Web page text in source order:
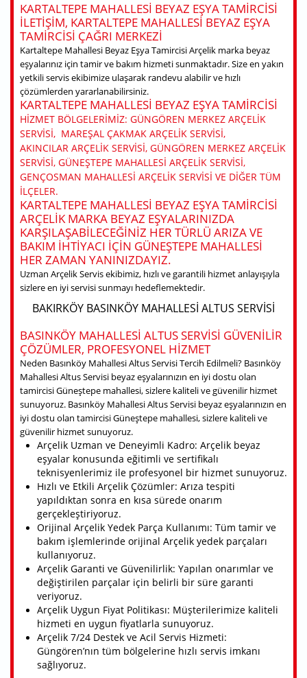
KARTALTEPE MAHALLESI BEYAZ EŞYA TAMIRCISI
ILETIŞIM, KARTALTEPE MAHALLESI BEYAZ EŞYA
TAMIRCISI ÇAĞRI MERKEZI
Kartaltepe Mahallesi Beyaz Eşya Tamircisi Arçelik marka beyaz
eşyalarınız için tamir ve bakım hizmeti sunmaktadır. Size en yakın
yetkili servis ekibimize ulaşarak randevu alabilir ve hızlı
çözümlerden yararlanabilirsiniz.
KARTALTEPE MAHALLESI BEYAZ EŞYA TAMIRCISI
HIZMET BÖLGELERIMIZ: GÜNGÖREN MERKEZ ARÇELIK
SERVISI, MAREŞAL ÇAKMAK ARÇELIK SERVISI,
AKINCILAR ARÇELIK SERVISI, GÜNGÖREN MERKEZ ARÇELIK
SERVISI, GÜNEŞTEPE MAHALLESI ARÇELIK SERVISI,
GENÇOSMAN MAHALLESI ARÇELIK SERVISI VE DIĞER TÜM
ILÇELER.
KARTALTEPE MAHALLESI BEYAZ EŞYA TAMIRCISI
ARÇELIK MARKA BEYAZ EŞYALARINIZDA
KARŞILAŞABILECEĞINIZ HER TÜRLÜ ARIZA VE
BAKIM IHTIYACI IÇIN GÜNEŞTEPE MAHALLESI
HER ZAMAN YANINIZDAYIZ.
Uzman Arçelik Servis ekibimiz, hızlı ve garantili hizmet anlayışıyla
sizlere en iyi servisi sunmayı hedeflemektedir.
BAKIRKÖY BASINKÖY MAHALLESI ALTUS SERVISI
BASINKÖY MAHALLESI ALTUS SERVISI GÜVENILIR
ÇÖZÜMLER, PROFESYONEL HIZMET
Neden Basınköy Mahallesi Altus Servisi Tercih Edilmeli? Basınköy
Mahallesi Altus Servisi beyaz eşyalarınızın en iyi dostu olan
tamircisi Güneştepe mahallesi, sizlere kaliteli ve güvenilir hizmet
sunuyoruz. Basınköy Mahallesi Altus Servisi beyaz eşyalarınızın en
iyi dostu olan tamircisi Güneştepe mahallesi, sizlere kaliteli ve
güvenilir hizmet sunuyoruz.
Arçelik Uzman ve Deneyimli Kadro: Arçelik beyaz
eşyalar konusunda eğitimli ve sertifikalı
teknisyenlerimiz ile profesyonel bir hizmet sunuyoruz.
Hızlı ve Etkili Arçelik Çözümler: Arıza tespiti
yapıldıktan sonra en kısa sürede onarım
gerçekleştiriyoruz.
Orijinal Arçelik Yedek Parça Kullanımı: Tüm tamir ve
bakım işlemlerinde orijinal Arçelik yedek parçaları
kullanıyoruz.
Arçelik Garanti ve Güvenilirlik: Yapılan onarımlar ve
değiştirilen parçalar için belirli bir süre garanti
veriyoruz.
Arçelik Uygun Fiyat Politikası: Müşterilerimize kaliteli
hizmeti en uygun fiyatlarla sunuyoruz.
Arçelik 7/24 Destek ve Acil Servis Hizmeti:
Güngören’nın tüm bölgelerine hızlı servis imkanı
sağlıyoruz.